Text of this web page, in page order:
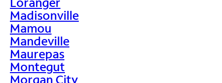
Madisonville
Mamou
Mandeville
Maurepas
Montegut
Morgan City